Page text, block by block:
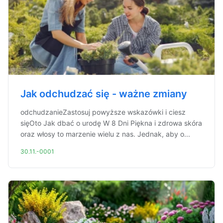
Jak odchudzać się - ważne zmiany
odchudzanieZastosuj powyższe wskazówki i ciesz
sięOto Jak dbać o urodę W 8 Dni Piękna i zdrowa skóra
oraz włosy to marzenie wielu z nas. Jednak, aby o...
30.11.-0001